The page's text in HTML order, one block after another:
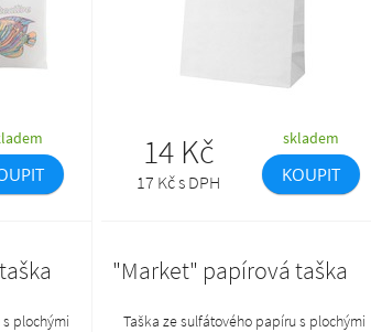
skladem
KOUPIT
14 Kč
17 Kč s DPH
plochými
"Market" papírová taška
Taška ze sulfátového papíru s plochými